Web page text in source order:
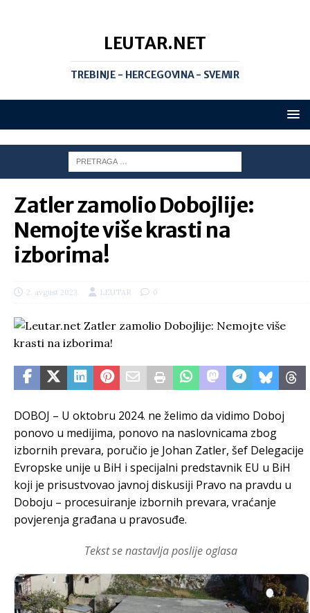
LEUTAR.NET
TREBINJE - HERCEGOVINA - SVEMIR
Zatler zamolio Dobojlije:
Nemojte više krasti na
izborima!
2. avgust 2023. LEUTAR 0
DOBOJ – U oktobru 2024. ne želimo da vidimo Doboj
ponovo u medijima, ponovo na naslovnicama zbog
izbornih prevara, poručio je Johan Zatler, šef Delegacije
Evropske unije u BiH i specijalni predstavnik EU u BiH
koji je prisustvovao javnoj diskusiji Pravo na pravdu u
Doboju – procesuiranje izbornih prevara, vraćanje
povjerenja građana u pravosuđe.
Tekst se nastavlja poslije oglasa